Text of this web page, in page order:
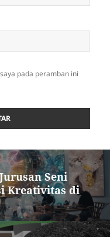
pada peramban ini
Seni
Kreativitas di